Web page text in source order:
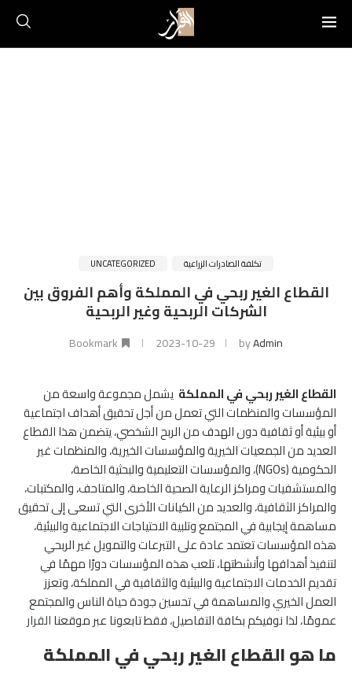
تكلفة الصادرات الزراعية UNCATEGORIZED
القطاع الغير ربحي في المملكة وأهم الفروق بين
الشركات الربحية وغير الربحية
byAdmin
2023-10-29
Bookmark
القطاع الغير ربحي في المملكة يشمل مجموعة واسعة من
المؤسسات والمنظمات التي تعمل من أجل تحقيق أهداف اجتماعية
أو بيئية أو ثقافية دون الهدف من الربح الشخصي، يتضمن هذا القطاع
العديد من الجمعيات الخيرية والمؤسسات الخيرية، والمنظمات غير
الحكومية (NGOs)، والمؤسسات التعليمية والبحثية الخاصة،
والمستشفيات ومراكز الرعاية الصحية الخاصة، والمتاحف، والمكتبات،
والمراكز الثقافية، والعديد من الكيانات الأخرى التي تسعى إلى تحقيق
مساهمة إيجابية في المجتمع وتلبية الاحتياجات الاجتماعية والبيئية،
هذه المؤسسات تعتمد عادة على التبرعات والتمويل غير الربحي
لتنفيذ أهدافها وأنشطتها، تلعب هذه المؤسسات دورًا مهمًا في
تقديم الخدمات الاجتماعية والبيئية والثقافية في المملكة، وتعزز
العمل الخيري والمساهمة في تحسين جودة حياة الناس والمجتمع
عمومًا، لذا نوفيكم بكافة التفاصيل، فقط تابعونا عبر موقعناالقرار
ما هو القطاع الغير ربحي في المملكة